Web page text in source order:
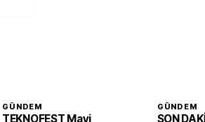
GÜNDEM
TEKNOFEST Mavi
GÜNDEM
SON